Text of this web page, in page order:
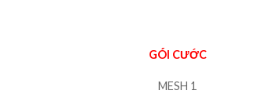
GÓI CƯỚC
MESH 1